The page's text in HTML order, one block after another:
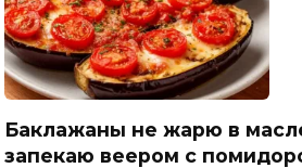
Баклажаны не жарю в
запекаю веером с